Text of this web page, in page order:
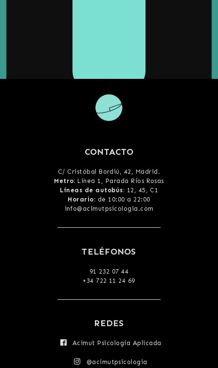
CONTACTO
C/ Cristóbal Bordiú, 42, Madrid .
Metro: Línea 1, Parada Ríos Rosas
Líneas de autobús: 12, 45, C1
Horario: de 10:00 a 22:00
info@acimutpsicologia.com
TELÉFONOS
91 232 07 44
+34 722 11 24 69
REDES
Acimut Psicología Aplicada
@acimutpsicologia